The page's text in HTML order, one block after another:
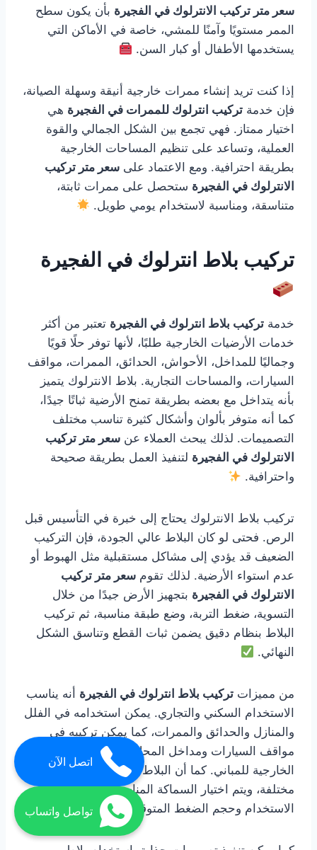
سعر متر تركيب الانترلوك في الفجيرة بأن يكون سطح
الممر مستويًا وآمنًا للمشي، خاصة في الأماكن التي
يستخدمها الأطفال أو كبار السن.
إذا كنت تريد إنشاء ممرات خارجية أنيقة وسهلة الصيانة،
فإن خدمة تركيب انترلوك للممرات في الفجيرة هي
اختيار ممتاز. فهي تجمع بين الشكل الجمالي والقوة
العملية، وتساعد على تنظيم المساحات الخارجية
بطريقة احترافية. ومع الاعتماد على سعر متر تركيب
الانترلوك في الفجيرة ستحصل على ممرات ثابتة،
متناسقة، ومناسبة لاستخدام يومي طويل.
تركيب بلاط انترلوك في الفجيرة
خدمة تركيب بلاط انترلوك في الفجيرة تعتبر من أكثر
خدمات الأرضيات الخارجية طلبًا، لأنها توفر حلًا قويًا
وجماليًا للمداخل، الأحواش، الحدائق، الممرات، مواقف
السيارات، والمساحات التجارية. بلاط الانترلوك يتميز
بأنه يتداخل مع بعضه بطريقة تمنح الأرضية ثباتًا جيدًا،
كما أنه متوفر بألوان وأشكال كثيرة تناسب مختلف
التصميمات. لذلك يبحث العملاء عن سعر متر تركيب
الانترلوك في الفجيرة لتنفيذ العمل بطريقة صحيحة
واحترافية.
تركيب بلاط الانترلوك يحتاج إلى خبرة في التأسيس قبل
الرص. فحتى لو كان البلاط عالي الجودة، فإن التركيب
الضعيف قد يؤدي إلى مشاكل مستقبلية مثل الهبوط أو
عدم استواء الأرضية. لذلك تقوم سعر متر تركيب
الانترلوك في الفجيرة بتجهيز الأرض جيدًا من خلال
التسوية، ضغط التربة، وضع طبقة مناسبة، ثم تركيب
البلاط بنظام دقيق يضمن ثبات القطع وتناسق الشكل
النهائي.
من مميزات تركيب بلاط انترلوك في الفجيرة أنه يناسب
الاستخدام السكني والتجاري. يمكن استخدامه في الفلل
والمنازل والحدائق والممرات، كما يمكن تركيبه في
مواقف السيارات ومداخل المحلات والمساحات
الخارجية للمباني. كما أن البلاط متوفر بسماكات
مختلفة، ويتم اختيار السماكة المناسبة حسب طبيعة
الاستخدام وحجم الضغط المتوقع على الأرضية.
اتصل الآن
تواصل واتساب